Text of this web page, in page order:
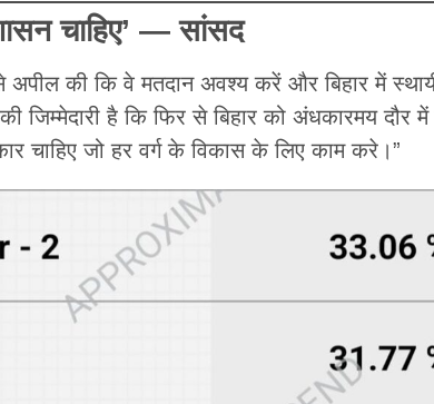
चाहिए’ — सांसद
की कि वे मतदान अवश्य करें और बिहार में
जिम्मेदारी है कि फिर से बिहार को अंधकारमय
चाहिए जो हर वर्ग के विकास के लिए काम करे।”